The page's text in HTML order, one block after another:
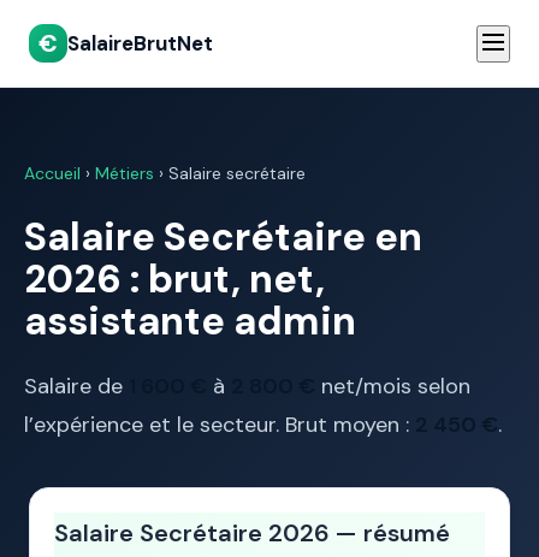
€ SalaireBrutNet
Accueil › Métiers › Salaire secrétaire
Salaire Secrétaire en
2026 : brut, net,
assistante admin
Salaire de à
net/mois selon
l’expérience et le secteur. Brut moyen :
2 450 €.
Salaire Secrétaire 2026 — résumé